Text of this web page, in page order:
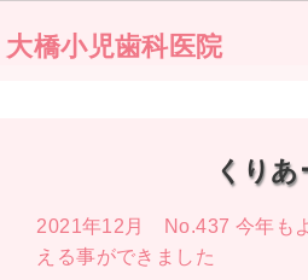
大橋小児歯科医院
くりあ
2021年12月 No.437 今年も
える事ができました